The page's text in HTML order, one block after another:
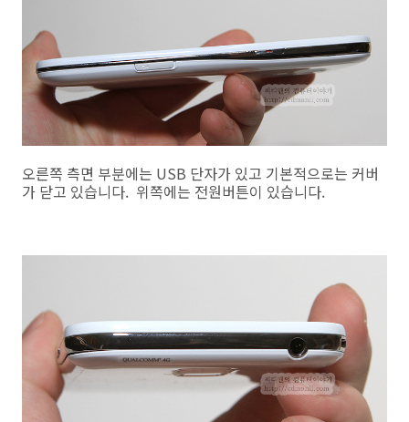
오른쪽 측면 부분에는 USB 단자가 있고 기본적으로는 커버
가 닫고 있습니다. 위쪽에는 전원버튼이 있습니다.